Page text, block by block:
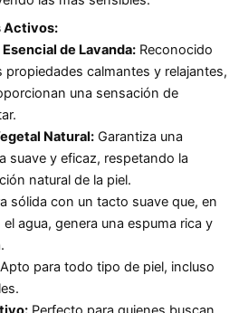
Activos:
de Lavanda:Reconocido
propiedades calmantes y relajantes,
una sensación de
Natural:Garantiza una
suave y eficaz, respetando la
natural de la piel.
sólida con un tacto suave que, en
agua, genera una espuma rica y
para todo tipo de piel, incluso